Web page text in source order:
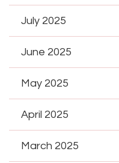
July 2025
June 2025
May 2025
April 2025
March 2025